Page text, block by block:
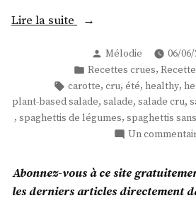
Lire la suite
« Spaghettis
Publié
par
Mélodie
06/06/
Publié
dans
Recettes crues,
Étiquettes :
carotte, cru, été, healthy,
plant-based salade, salade, salade cru,
, spaghettis de légumes, spaghettis
Un
Abonnez-vous à ce site
les derniers articles directement